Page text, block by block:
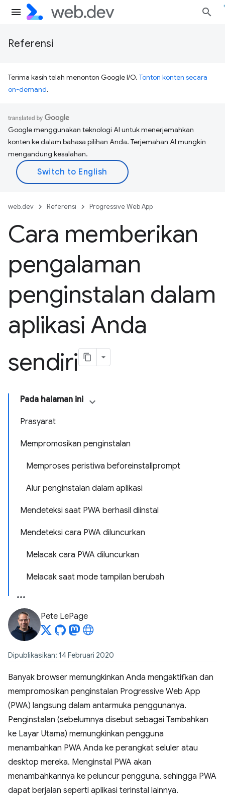
Referensi
Terima kasih telah menonton Google I/O. Tonton konten secara
on-demand.
Google menggunakan teknologi AI untuk menerjemahkan
konten ke dalam bahasa pilihan Anda. Terjemahan AI mungkin
mengandung kesalahan.
web.dev Referensi Progressive Web App
Cara memberikan
pengalaman
penginstalan dalam
aplikasi Anda
sendiri
Pada halaman ini
Prasyarat
Mempromosikan penginstalan
Memproses peristiwa beforeinstallprompt
Alur penginstalan dalam aplikasi
Mendeteksi saat PWA berhasil diinstal
Mendeteksi cara PWA diluncurkan
Melacak cara PWA diluncurkan
Melacak saat mode tampilan berubah
Pete LePage
Dipublikasikan: 14 Februari 2020
Banyak browser memungkinkan Anda mengaktifkan dan
mempromosikan penginstalan Progressive Web App
(PWA) langsung dalam antarmuka penggunanya.
Penginstalan (sebelumnya disebut sebagai Tambahkan
ke Layar Utama) memungkinkan pengguna
menambahkan PWA Anda ke perangkat seluler atau
desktop mereka. Menginstal PWA akan
menambahkannya ke peluncur pengguna, sehingga PWA
dapat berjalan seperti aplikasi terinstal lainnya.